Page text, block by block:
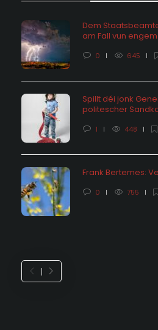
Dem
am Fall vun
0 645
Spillt déi jonk
politescher
1 448
Frank Bertemes:
0 755